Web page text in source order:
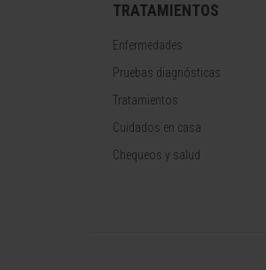
TRATAMIENTOS
Enfermedades
Pruebas diagnósticas
Tratamientos
Cuidados en casa
Chequeos y salud